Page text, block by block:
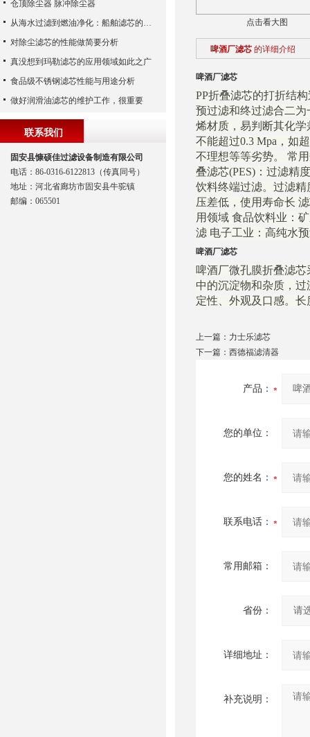
点击看大图
啤酒厂滤芯 的详细介绍
啤酒厂滤芯
PP折叠滤芯的打折结
预过滤和终过滤合二
烯材质，易判断其化
不能超过0.3 Mpa，如
不理想等等劣势。 常
叠滤芯(PES)：过滤精
饮料终端过滤。过滤精
压差低，使用寿命长
用领域 食品饮料业：
滤 电子工业：高纯水
啤酒厂滤芯
啤酒厂微孔膜折叠滤
中的沉淀物和杂质，
定性、外观及口感。长
上一篇： 力士乐滤芯
下一篇： 西德福滤清器
产品：
您的单位：
您的姓名：
联系电话：
常用邮箱：
省份：
详细地址：
补充说明：
仓顶除尘器 脉冲除尘器
从海水过滤到燃油净化：船舶滤芯的多场景应用解析
对除尘滤芯的性能做简要分析
真没想到玛勒滤芯的应用领域如此之广
食品级不锈钢滤芯性能与用途分析
做好润滑油滤芯的维护工作，很重要
联系我们
固安县慷硕佳过滤设备制造有限公司
电话：86-0316-6122813（传真同号）
地址：河北省廊坊市固安县牛驼镇
邮编：065501